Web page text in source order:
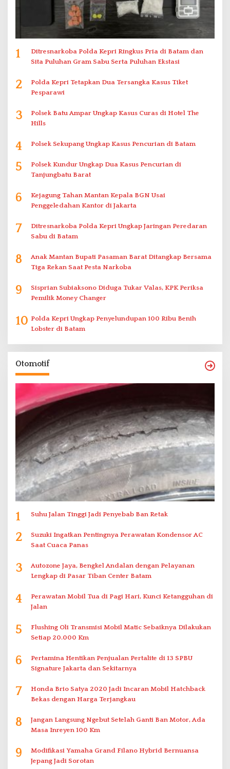
1
Ditresnarkoba Polda Kepri Ringkus Pria di Batam dan
Sita Puluhan Gram Sabu Serta Puluhan Ekstasi
2
Polda Kepri Tetapkan Dua Tersangka Kasus Tiket
Pesparawi
3
Polsek Batu Ampar Ungkap Kasus Curas di Hotel The
Hills
4 Polsek Sekupang Ungkap Kasus Pencurian di Batam
5
Polsek Kundur Ungkap Dua Kasus Pencurian di
Tanjungbatu Barat
6
Kejagung Tahan Mantan Kepala BGN Usai
Penggeledahan Kantor di Jakarta
7
Ditresnarkoba Polda Kepri Ungkap Jaringan Peredaran
Sabu di Batam
8
Anak Mantan Bupati Pasaman Barat Ditangkap Bersama
Tiga Rekan Saat Pesta Narkoba
9
Sisprian Subiaksono Diduga Tukar Valas, KPK Periksa
Pemilik Money Changer
10 Polda Kepri Ungkap Penyelundupan 100 Ribu Benih
Lobster di Batam
Otomotif
1 Suhu Jalan Tinggi Jadi Penyebab Ban Retak
2
Suzuki Ingatkan Pentingnya Perawatan Kondensor AC
Saat Cuaca Panas
3
Autozone Jaya, Bengkel Andalan dengan Pelayanan
Lengkap di Pasar Tiban Center Batam
4
Perawatan Mobil Tua di Pagi Hari, Kunci Ketangguhan di
Jalan
5
Flushing Oli Transmisi Mobil Matic Sebaiknya Dilakukan
Setiap 20.000 Km
6
Pertamina Hentikan Penjualan Pertalite di 13 SPBU
Signature Jakarta dan Sekitarnya
7
Honda Brio Satya 2020 Jadi Incaran Mobil Hatchback
Bekas dengan Harga Terjangkau
8
Jangan Langsung Ngebut Setelah Ganti Ban Motor, Ada
Masa Inreyen 100 Km
9
Modifikasi Yamaha Grand Filano Hybrid Bernuansa
Jepang Jadi Sorotan